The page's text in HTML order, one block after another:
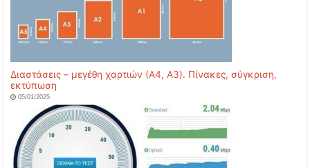
Διαστάσεις – μεγέθη χαρτιών (Α4, A3). Πίνακες, σύγκριση,
εκτύπωση
05/01/2025